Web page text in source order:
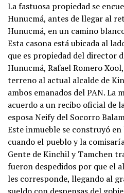
La fastuosa propiedad se
Hunucmá, antes de llegar al
Hunucmá, en un camino
Esta casona está ubicada al
que es propiedad del director
Hunucmá, Rafael Romero
terreno al actual alcalde de
ambos emanados del PAN. La
acuerdo a un recibo oficial de
esposa Neify del Socorro
Este inmueble se construyó
cuando el pueblo y la
Gente de Kinchil y Tamchen
fueron despedidos por que el
les corresponde, llegando al